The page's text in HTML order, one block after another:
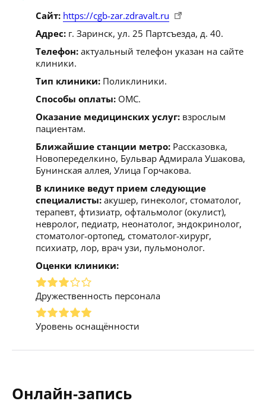
Сайт: https://cgb-zar.zdravalt.ru
Адрес: г. Заринск, ул. 25 Партсъезда, д. 40.
Телефон: актуальный телефон указан на сайте
клиники.
Тип клиники: Поликлиники.
Способы оплаты: ОМС.
Оказание медицинских услуг: взрослым
пациентам.
Ближайшие станции метро: Рассказовка,
Новопеределкино, Бульвар Адмирала Ушакова,
Бунинская аллея, Улица Горчакова.
В клинике ведут прием следующие
специалисты: акушер, гинеколог, стоматолог,
терапевт, фтизиатр, офтальмолог (окулист),
невролог, педиатр, неонатолог, эндокринолог,
стоматолог-ортопед, стоматолог-хирург,
психиатр, лор, врач узи, пульмонолог.
Оценки клиники:
Дружественность персонала
Уровень оснащённости
Онлайн-запись